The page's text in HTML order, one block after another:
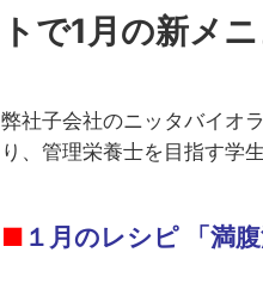
トで1月の新メ
弊社子会社のニッタバイオ
り、管理栄養士を目指す学
■ １月のレシピ 「満